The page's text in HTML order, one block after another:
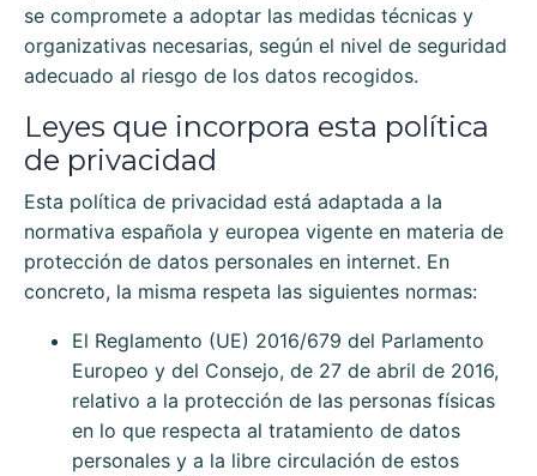
se compromete a adoptar las medidas técnicas y
organizativas necesarias, según el nivel de seguridad
adecuado al riesgo de los datos recogidos.
Leyes que incorpora esta política
de privacidad
Esta política de privacidad está adaptada a la
normativa española y europea vigente en materia de
protección de datos personales en internet. En
concreto, la misma respeta las siguientes normas:
El Reglamento (UE) 2016/679 del Parlamento
Europeo y del Consejo, de 27 de abril de 2016,
relativo a la protección de las personas físicas
en lo que respecta al tratamiento de datos
personales y a la libre circulación de estos